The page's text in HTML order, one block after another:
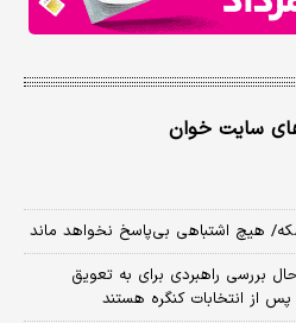
سایت خوان
هیچ اشتباهی بی‌پاسخ نخواهد ماند
بررسی راهبردی برای به تعویق
از انتخابات کنگره هستند